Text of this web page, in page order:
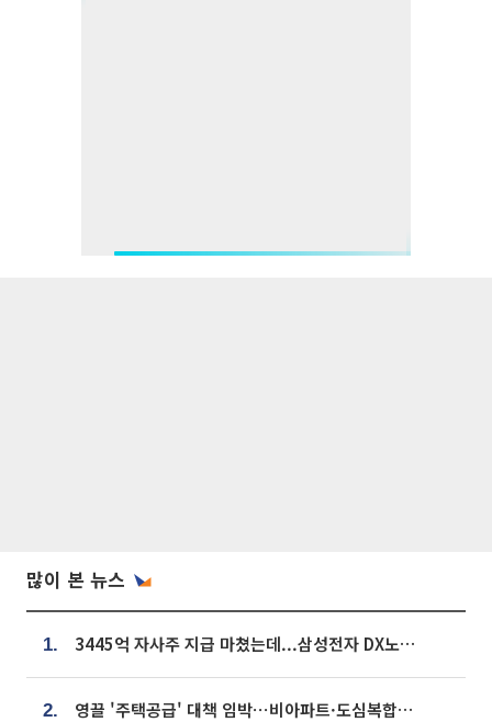
많이 본 뉴스
1. 3445억 자사주 지급 마쳤는데...삼성전자 DX노조, 뒤늦은 '떼쓰기 집회'
2. 영끌 '주택공급' 대책 임박⋯비아파트·도심복합까지 총동원